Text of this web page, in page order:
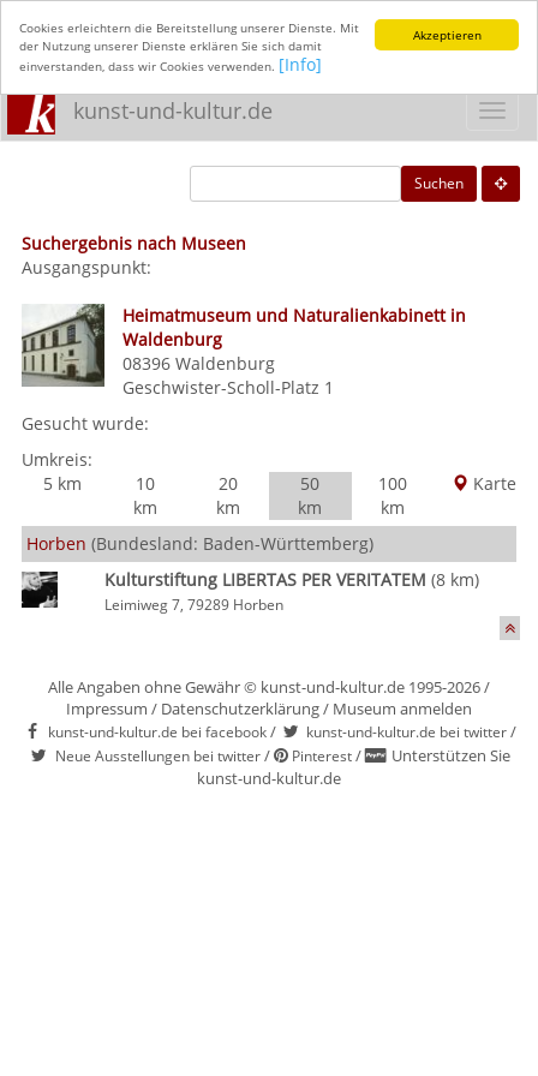
Akzeptieren
Cookies erleichtern die Bereitstellung unserer Dienste. Mit
der Nutzung unserer Dienste erklären Sie sich damit
einverstanden, dass wir Cookies verwenden. [Info]
kunst-und-kultur.de
Suchen
Suchergebnis nach Museen
Ausgangspunkt:
Heimatmuseum und Naturalienkabinett in
Waldenburg
08396 Waldenburg
Geschwister-Scholl-Platz 1
Gesucht wurde:
Umkreis:
5 km
10
km
20
km
50
km
100
km
Karte
Horben (Bundesland: Baden-Württemberg)
Kulturstiftung LIBERTAS PER VERITATEM (8 km)
Leimiweg 7, 79289 Horben
Alle Angaben ohne Gewähr © kunst-und-kultur.de 1995-2026 /
Impressum / Datenschutzerklärung/ Museum anmelden
kunst-und-kultur.de bei facebook/ kunst-und-kultur.de bei twitter/
Neue Ausstellungen bei twitter/ Pinterest/
Unterstützen Sie
kunst-und-kultur.de